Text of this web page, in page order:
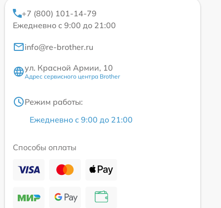
+7 (800) 101-14-79
Ежедневно с 9:00 до 21:00
info@re-brother.ru
ул. Красной Армии, 10
Адрес сервисного центра Brother
Режим работы:
Ежедневно с 9:00 до 21:00
Способы оплаты